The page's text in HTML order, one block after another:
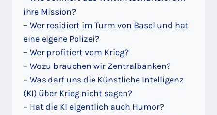
ihre Mission?
– Wer residiert im Turm von Basel und hat
eine eigene Polizei?
– Wer profitiert vom Krieg?
– Wozu brauchen wir Zentralbanken?
– Was darf uns die Künstliche Intelligenz
(KI) über Krieg nicht sagen?
– Hat die KI eigentlich auch Humor?